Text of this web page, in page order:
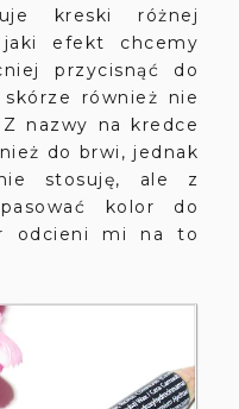
kreski różnej
efekt chcemy
przycisnąć do
również nie
nazwy na kredce
do brwi, jednak
stosuję, ale z
kolor do
odcieni mi na to